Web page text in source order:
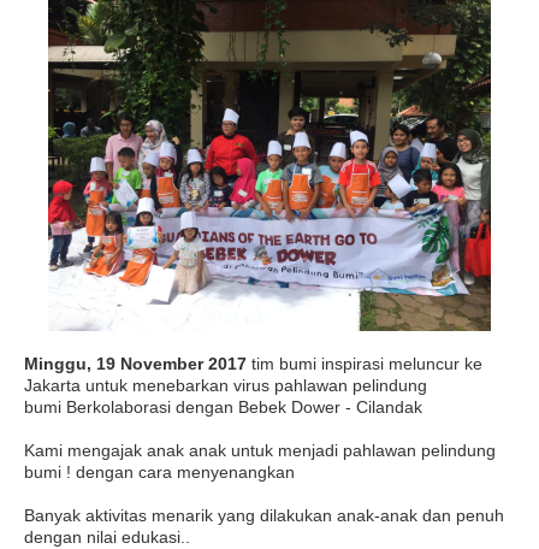
Minggu, 19 November 2017 tim bumi inspirasi meluncur ke
Jakarta untuk menebarkan virus pahlawan pelindung
bumi Berkolaborasi dengan Bebek Dower - Cilandak
Kami mengajak anak anak untuk menjadi pahlawan pelindung
bumi ! dengan cara menyenangkan
Banyak aktivitas menarik yang dilakukan anak-anak dan penuh
dengan nilai edukasi..